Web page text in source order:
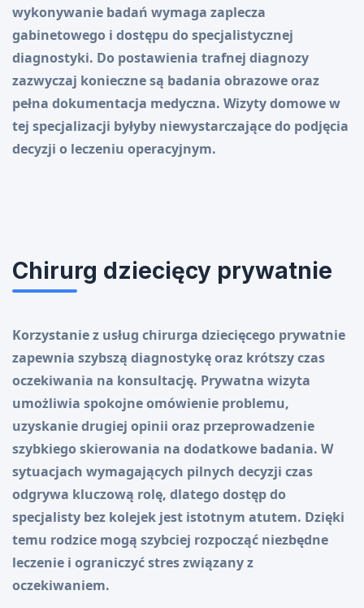
wykonywanie badań wymaga zaplecza
gabinetowego i dostępu do specjalistycznej
diagnostyki. Do postawienia trafnej diagnozy
zazwyczaj konieczne są badania obrazowe oraz
pełna dokumentacja medyczna. Wizyty domowe w
tej specjalizacji byłyby niewystarczające do podjęcia
decyzji o leczeniu operacyjnym.
Chirurg dziecięcy prywatnie
Korzystanie z usług chirurga dziecięcego prywatnie
zapewnia szybszą diagnostykę oraz krótszy czas
oczekiwania na konsultację. Prywatna wizyta
umożliwia spokojne omówienie problemu,
uzyskanie drugiej opinii oraz przeprowadzenie
szybkiego skierowania na dodatkowe badania. W
sytuacjach wymagających pilnych decyzji czas
odgrywa kluczową rolę, dlatego dostęp do
specjalisty bez kolejek jest istotnym atutem. Dzięki
temu rodzice mogą szybciej rozpocząć niezbędne
leczenie i ograniczyć stres związany z
oczekiwaniem.